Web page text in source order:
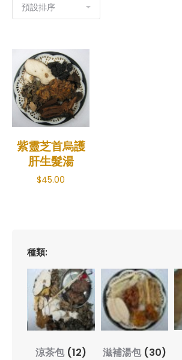
紫靈芝首烏護
肝生髮湯
$45.00
種類:
涼茶包 (12) 滋補湯包 (30)